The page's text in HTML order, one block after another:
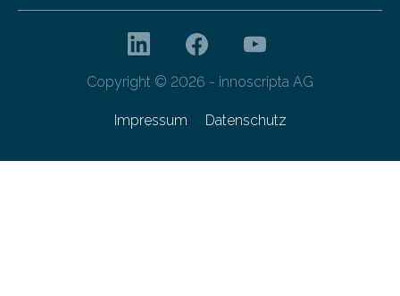
Copyright © 2026 - innoscripta AG
Impressum Datenschutz